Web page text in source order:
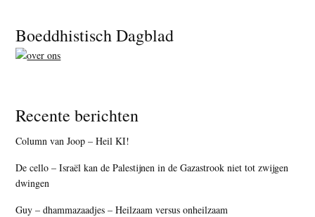
Footer
Boeddhistisch Dagblad
Recente berichten
Column van Joop – Heil KI!
De cello – Israël kan de Palestijnen in de Gazastrook niet tot zwijgen
dwingen
Guy – dhammazaadjes – Heilzaam versus onheilzaam